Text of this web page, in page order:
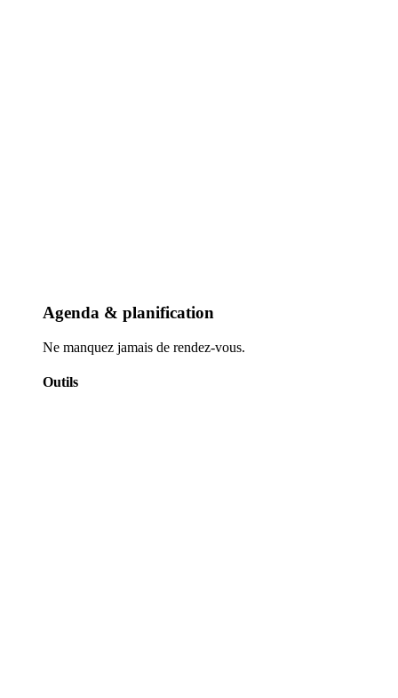
Agenda & planification
Ne manquez jamais de rendez-vous.
Outils